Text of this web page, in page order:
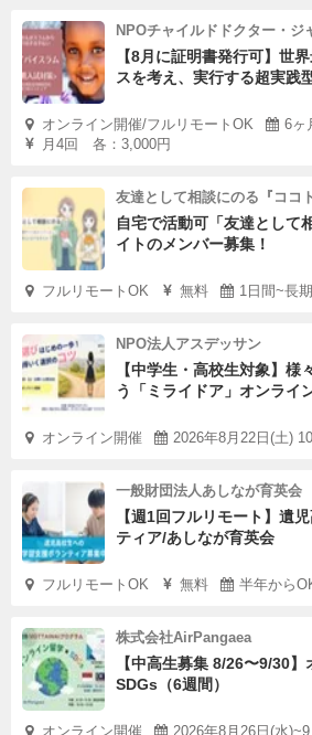
NPOチャイルドドクター・ジ
【8月に証明書発行可】世
スを考え、実行する超実践
オンライン開催/フルリモートOK
6ヶ
月4回 各：3,000円
友達として相談にのる『ココ
自宅で活動可「友達として
イトのメンバー募集！
フルリモートOK 無料 1日間~長
NPO法人アスデッサン
【中学生・高校生対象】様
う「ミライドア」オンライ
オンライン開催 2026年8月22日(土)
一般財団法人あしなが育英会
【週1回フルリモート】遺
ティア/あしなが育英会
フルリモートOK 無料 半年から
株式会社AirPangaea
【中高生募集 8/26〜9/30
SDGs（6週間）
オンライン開催 2026年8月26日(水